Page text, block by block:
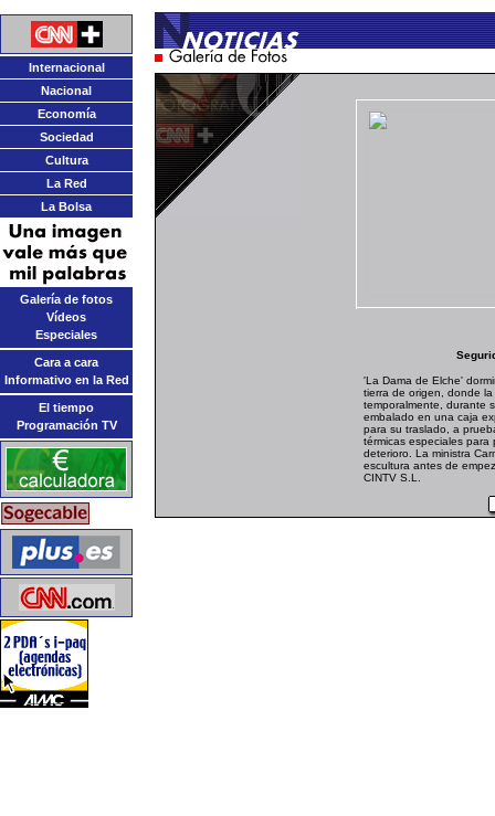
Internacional
Nacional
Economía
Sociedad
Cultura
La Red
La Bolsa
Galería de fotos
Vídeos
Especiales
Cara a cara
Informativo en la Red
El tiempo
Programación TV
'La Dama de Elche'
tierra de origen, donde
temporalmente, durante
embalado en una caja
para su traslado, a
térmicas especiales
deterioro. La ministra
escultura antes de
CINTV S.L.